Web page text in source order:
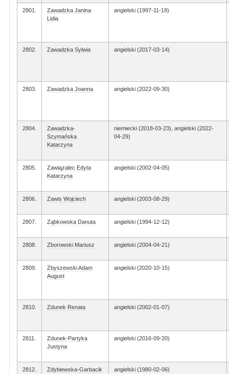
2801.
Zawadzka Janina
Lidia
angielski (1997-11-19)
2802. Zawadzka Sylwia angielski (2017-03-14)
2803. Zawadzka Joanna angielski (2022-09-30)
2804.
Zawadzka-
Szymańska
Katarzyna
niemiecki (2018-03-23), angielski (2022-
04-29)
2805.
Zawiązalec Edyta
Katarzyna
angielski (2002-04-05)
2806. Zawis Wojciech angielski (2003-08-29)
2807. Ząbkowska Danuta angielski (1994-12-12)
2808. Zborowski Mariusz angielski (2004-04-21)
2809.
Zbyszewski Adam
August
angielski (2020-10-15)
2810. Zdunek Renata angielski (2002-01-07)
2811.
Zdunek-Partyka
Justyna
angielski (2016-09-20)
2812.
Zdybiewska-Garbacik
angielski (1980-02-06)